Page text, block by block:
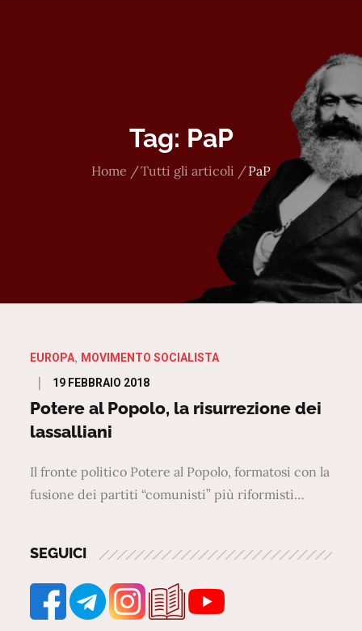
Tag: PaP
Home Tutti gli articoli PaP
EUROPA MOVIMENTO SOCIALISTA
Posted
on
19 FEBBRAIO 2018
Potere al Popolo, la risurrezione dei
lassalliani
Il fronte politico Potere al Popolo, formatosi con la
fusione dei partiti “comunisti” più riformisti…
SEGUICI